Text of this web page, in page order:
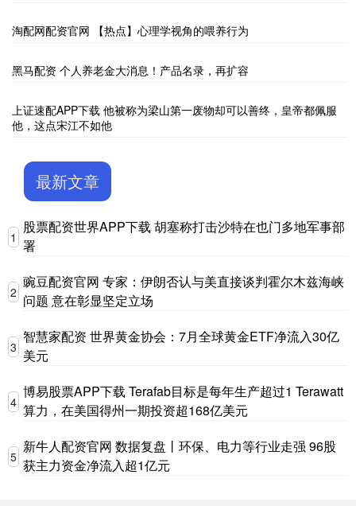
淘配网配资官网 【热点】心理学视角的喂养行为
黑马配资 个人养老金大消息！产品名录，再扩容
上证速配APP下载 他被称为梁山第一废物却可以善终，皇帝都佩服
他，这点宋江不如他
最新文章
1
股票配资世界APP下载 胡塞称打击沙特在也门多地军事部
署
2
豌豆配资官网 专家：伊朗否认与美直接谈判霍尔木兹海峡
问题 意在彰显坚定立场
3
智慧家配资 世界黄金协会：7月全球黄金ETF净流入30亿
美元
4
博易股票APP下载 Terafab目标是每年生产超过1 Terawatt
算力，在美国得州一期投资超168亿美元
5
新牛人配资官网 数据复盘丨环保、电力等行业走强 96股
获主力资金净流入超1亿元